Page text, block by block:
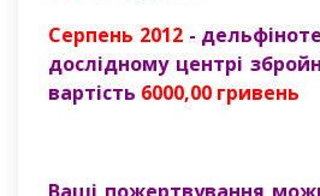
Серпень 2012 -
дослідному центрі
вартість 6000,00 гривень